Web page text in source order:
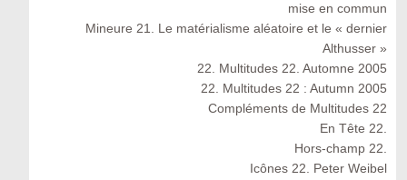
mise en commun
Mineure 21. Le matérialisme aléatoire et le « dernier
Althusser »
22. Multitudes 22. Automne 2005
22. Multitudes 22 : Autumn 2005
Compléments de Multitudes 22
En Tête 22.
Hors-champ 22.
Icônes 22. Peter Weibel